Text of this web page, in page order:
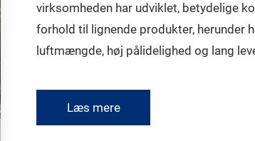
virksomheden har udviklet, betydelige
forhold til lignende produkter, herunder
luftmængde, høj pålidelighed og lang
Læs mere